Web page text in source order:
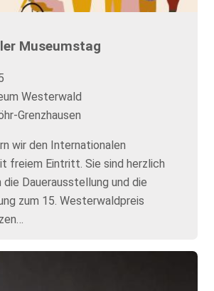
Museumstag
Westerwald
Grenzhausen
wir den Internationalen
freiem Eintritt. Sie sind herzlich
die Dauerausstellung und die
zum 15. Westerwaldpreis